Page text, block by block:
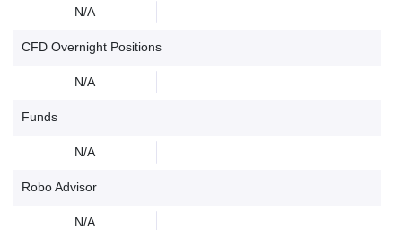
N/A
CFD Overnight Positions
N/A
Funds
N/A
Robo Advisor
N/A